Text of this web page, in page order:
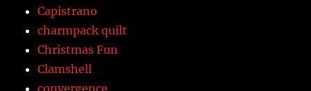
Capistrano
charmpack quilt
Christmas Fun
Clamshell